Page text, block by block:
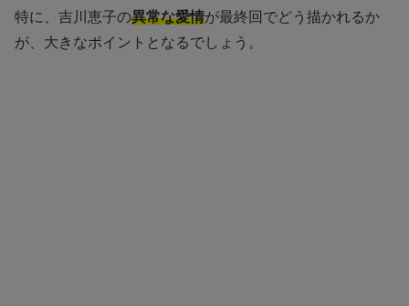
特に、吉川恵子の異常な愛情が最終回でどう描かれるか
が、大きなポイントとなるでしょう。